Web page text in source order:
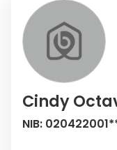
Cindy
NIB: